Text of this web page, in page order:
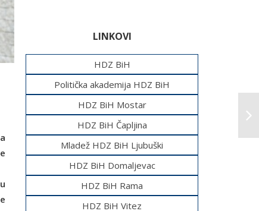
LINKOVI
HDZ BiH
Politička akademija HDZ BiH
HDZ BiH Mostar
HDZ BiH Čapljina
Mladež HDZ BiH Ljubuški
HDZ BiH Domaljevac
HDZ BiH Rama
HDZ BiH Vitez